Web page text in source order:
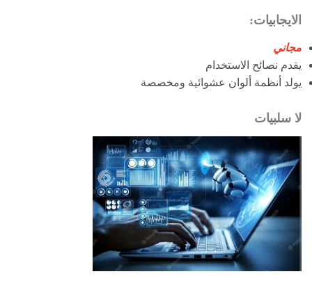
الايجابيات:
مجاني
يقدم نصائح الاستخدام
يولد أنظمة ألوان عشوائية ومخصصة
لا سلبيات